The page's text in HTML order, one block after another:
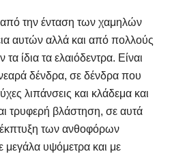
από την ένταση των χαμηλών
αυτών αλλά και από πολλούς
ίδια τα ελαιόδεντρα. Είναι
δένδρα, σε δένδρα που
λιπάνσεις και κλάδεμα και
τρυφερή βλάστηση, σε αυτά
έκπτυξη των ανθοφόρων
υψόμετρα και με